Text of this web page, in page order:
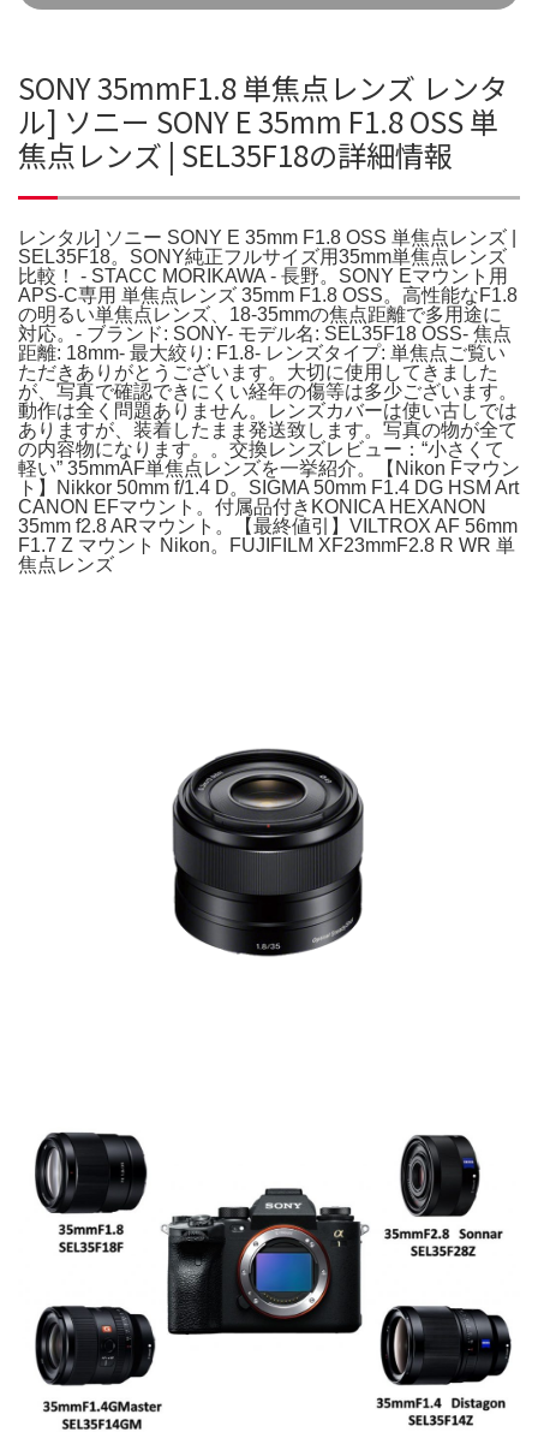
SONY 35mmF1.8 単焦点レンズ レンタ
ル] ソニー SONY E 35mm F1.8 OSS 単
焦点レンズ | SEL35F18の詳細情報
レンタル] ソニー SONY E 35mm F1.8 OSS 単焦点レンズ |
SEL35F18。SONY純正フルサイズ用35mm単焦点レンズ
比較！ - STACC MORIKAWA - 長野。SONY Eマウント用
APS-C専用 単焦点レンズ 35mm F1.8 OSS。高性能なF1.8
の明るい単焦点レンズ、18-35mmの焦点距離で多用途に
対応。- ブランド: SONY- モデル名: SEL35F18 OSS- 焦点
距離: 18mm- 最大絞り: F1.8- レンズタイプ: 単焦点ご覧い
ただきありがとうございます。大切に使用してきました
が、写真で確認できにくい経年の傷等は多少ございます。
動作は全く問題ありません。レンズカバーは使い古しでは
ありますが、装着したまま発送致します。写真の物が全て
の内容物になります。。交換レンズレビュー：“小さくて
軽い” 35mmAF単焦点レンズを一挙紹介。【Nikon Fマウン
ト】Nikkor 50mm f/1.4 D。SIGMA 50mm F1.4 DG HSM Art
CANON EFマウント。付属品付きKONICA HEXANON
35mm f2.8 ARマウント。【最終値引】VILTROX AF 56mm
F1.7 Z マウント Nikon。FUJIFILM XF23mmF2.8 R WR 単
焦点レンズ